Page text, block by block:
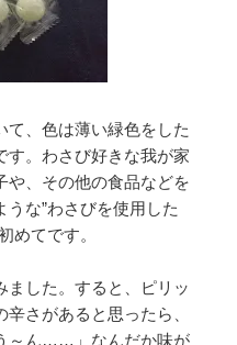
て、色は薄い緑色をした
す。わさび好きな我が家
や、その他の食品などを
な”わさびを使用した
めてです。
ました。すると、ピリッ
さがあると思ったら、
～ん……」なんだか味が